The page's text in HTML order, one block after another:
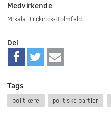
Medvirkende
Mikala Dirckinck-Holmfeld
Del
Tags
politikere politiske partier